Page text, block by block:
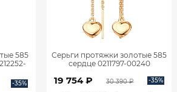
585
-35%
Серьги протяжки золотые 585
сердце 0211797-00240
19 754 ₽ 30 390 ₽ -35%